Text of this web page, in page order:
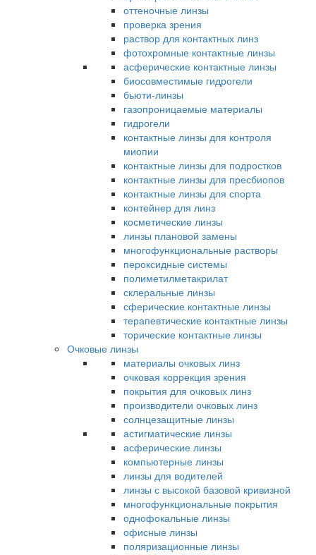
оттеночные линзы
проверка зрения
раствор для контактных линз
фотохромные контактные линзы
асферические контактные линзы
биосовместимые гидрогели
бьюти-линзы
газопроницаемые материалы
гидрогели
контактные линзы для контроля
миопии
контактные линзы для подростков
контактные линзы для пресбиопов
контактные линзы для спорта
контейнер для линз
косметические линзы
линзы плановой замены
многофункциональные растворы
пероксидные системы
полиметилметакрилат
склеральные линзы
сферические контактные линзы
терапевтические контактные линзы
торические контактные линзы
Очковые линзы
материалы очковых линз
очковая коррекция зрения
покрытия для очковых линз
производители очковых линз
солнцезащитные линзы
астигматические линзы
асферические линзы
компьютерные линзы
линзы для водителей
линзы с высокой базовой кривизной
многофункциональные покрытия
однофокальные линзы
офисные линзы
поляризационные линзы